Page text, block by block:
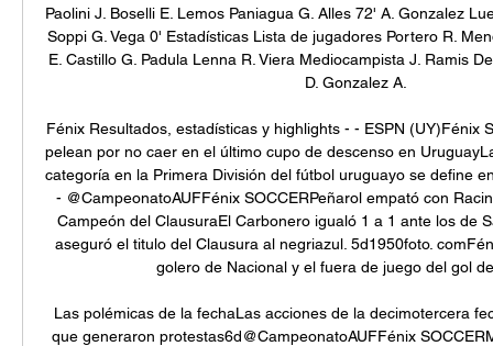
Paolini J. Boselli E. Lemos Paniagua G. Alles 72' A. Gonzalez
Soppi G. Vega 0' Estadísticas Lista de jugadores Portero R.
E. Castillo G. Padula Lenna R. Viera Mediocampista J. Ramis
D. Gonzalez A.
Fénix Resultados, estadísticas y highlights - - ESPN (UY)Fénix
pelean por no caer en el último cupo de descenso en
categoría en la Primera División del fútbol uruguayo se define
- @CampeonatoAUFFénix SOCCERPeñarol empató con
Campeón del ClausuraEl Carbonero igualó 1 a 1 ante los de
aseguró el titulo del Clausura al negriazul. 5d1950foto.
golero de Nacional y el fuera de juego del gol
Las polémicas de la fechaLas acciones de la decimotercera
que generaron protestas6d@CampeonatoAUFFénix